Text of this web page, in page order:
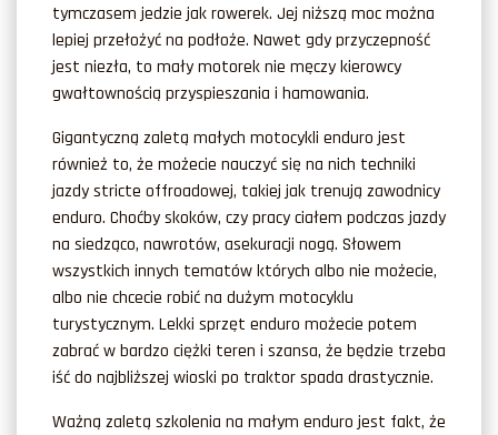
tymczasem jedzie jak rowerek. Jej niższą moc można
lepiej przełożyć na podłoże. Nawet gdy przyczepność
jest niezła, to mały motorek nie męczy kierowcy
gwałtownością przyspieszania i hamowania.
Gigantyczną zaletą małych motocykli enduro jest
również to, że możecie nauczyć się na nich techniki
jazdy stricte offroadowej, takiej jak trenują zawodnicy
enduro. Choćby skoków, czy pracy ciałem podczas jazdy
na siedząco, nawrotów, asekuracji nogą. Słowem
wszystkich innych tematów których albo nie możecie,
albo nie chcecie robić na dużym motocyklu
turystycznym. Lekki sprzęt enduro możecie potem
zabrać w bardzo ciężki teren i szansa, że będzie trzeba
iść do najbliższej wioski po traktor spada drastycznie.
Ważną zaletą szkolenia na małym enduro jest fakt, że